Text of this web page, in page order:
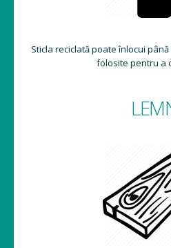
Sticla reciclată poate înlocui
folosite pentru a